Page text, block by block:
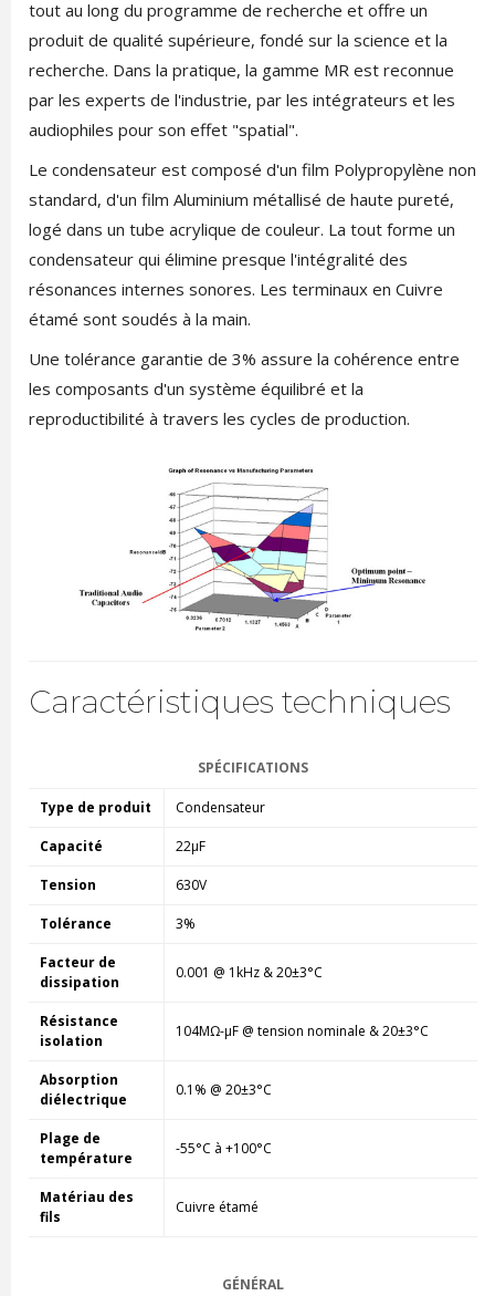
tout au long du programme de recherche et offre un
produit de qualité supérieure, fondé sur la science et la
recherche. Dans la pratique, la gamme MR est reconnue
par les experts de l'industrie, par les intégrateurs et les
audiophiles pour son effet "spatial".
Le condensateur est composé d'un film Polypropylène non
standard, d'un film Aluminium métallisé de haute pureté,
logé dans un tube acrylique de couleur. La tout forme un
condensateur qui élimine presque l'intégralité des
résonances internes sonores. Les terminaux en Cuivre
étamé sont soudés à la main.
Une tolérance garantie de 3% assure la cohérence entre
les composants d'un système équilibré et la
reproductibilité à travers les cycles de production.
Caractéristiques techniques
SPÉCIFICATIONS
Type de produit Condensateur
Capacité 22µF
Tension 630V
Tolérance 3%
Facteur de
dissipation
0.001 @ 1kHz & 20±3°C
Résistance
isolation
104MΩ-µF @ tension nominale & 20±3°C
Absorption
diélectrique
0.1% @ 20±3°C
Plage de
température
-55°C à +100°C
Matériau des
fils
Cuivre étamé
GÉNÉRAL